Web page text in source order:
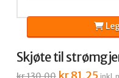
Skjøte til
Opprinnelig